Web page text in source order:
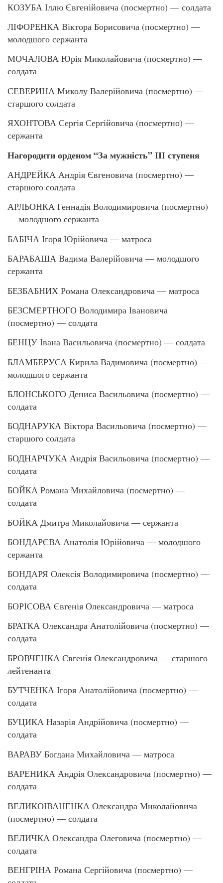
КОЗУБА Іллю Євгенійовича (посмертно) — солдата
ЛІФОРЕНКА Віктора Борисовича (посмертно) —
молодшого сержанта
МОЧАЛОВА Юрія Миколайовича (посмертно) —
солдата
СЕВЕРИНА Миколу Валерійовича (посмертно) —
старшого солдата
ЯХОНТОВА Сергія Сергійовича (посмертно) —
сержанта
Нагородити орденом “За мужність” ІІІ ступеня
АНДРЕЙКА Андрія Євгеновича (посмертно) —
старшого солдата
АРЛЬОНКА Геннадія Володимировича (посмертно)
— молодшого сержанта
БАБІЧА Ігоря Юрійовича — матроса
БАРАБАША Вадима Валерійовича — молодшого
сержанта
БЕЗБАБНИХ Романа Олександровича — матроса
БЕЗСМЕРТНОГО Володимира Івановича
(посмертно) — солдата
БЕНЦУ Івана Васильовича (посмертно) — солдата
БЛАМБЕРУСА Кирила Вадимовича (посмертно) —
молодшого сержанта
БЛОНСЬКОГО Дениса Васильовича (посмертно) —
солдата
БОДНАРУКА Віктора Васильовича (посмертно) —
старшого солдата
БОДНАРЧУКА Андрія Васильовича (посмертно) —
солдата
БОЙКА Романа Михайловича (посмертно) —
солдата
БОЙКА Дмитра Миколайовича — сержанта
БОНДАРЄВА Анатолія Юрійовича — молодшого
сержанта
БОНДАРЯ Олексія Володимировича (посмертно) —
солдата
БОРІСОВА Євгенія Олександровича — матроса
БРАТКА Олександра Анатолійовича (посмертно) —
солдата
БРОВЧЕНКА Євгенія Олександровича — старшого
лейтенанта
БУТЧЕНКА Ігоря Анатолійовича (посмертно) —
солдата
БУЦИКА Назарія Андрійовича (посмертно) —
солдата
ВАРАВУ Богдана Михайловича — матроса
ВАРЕНИКА Андрія Олександровича (посмертно) —
солдата
ВЕЛИКОІВАНЕНКА Олександра Миколайовича
(посмертно) — солдата
ВЕЛИЧКА Олександра Олеговича (посмертно) —
солдата
ВЕНГРІНА Романа Сергійовича (посмертно) —